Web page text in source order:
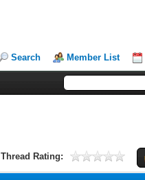
Search Member List
Thread Rating: